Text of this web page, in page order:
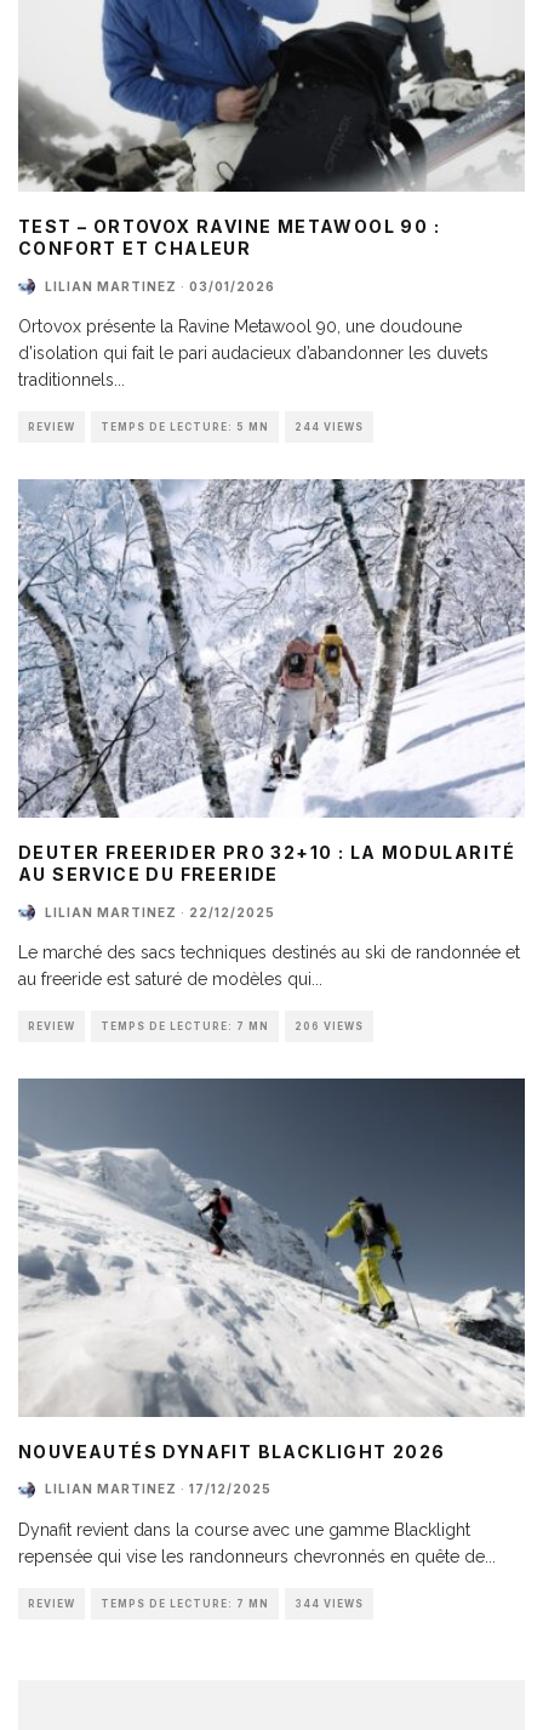
TEST – ORTOVOX RAVINE METAWOOL 90 :
CONFORT ET CHALEUR
LILIAN MARTINEZ · 03/01/2026
Ortovox présente la Ravine Metawool 90, une doudoune
d’isolation qui fait le pari audacieux d’abandonner les duvets
traditionnels...
REVIEW TEMPS DE LECTURE: 5 MN 244 VIEWS
DEUTER FREERIDER PRO 32+10 : LA MODULARITÉ
AU SERVICE DU FREERIDE
LILIAN MARTINEZ · 22/12/2025
Le marché des sacs techniques destinés au ski de randonnée et
au freeride est saturé de modèles qui
REVIEW TEMPS DE LECTURE: 7 MN 206 VIEWS
NOUVEAUTÉS DYNAFIT BLACKLIGHT 2026
LILIAN MARTINEZ · 17/12/2025
Dynafit revient dans la course avec une gamme Blacklight
repensée qui vise les randonneurs chevronnés en quête de
REVIEW TEMPS DE LECTURE: 7 MN 344 VIEWS